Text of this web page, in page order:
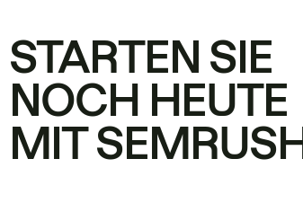
STARTEN SIE
NOCH HEUTE
MIT